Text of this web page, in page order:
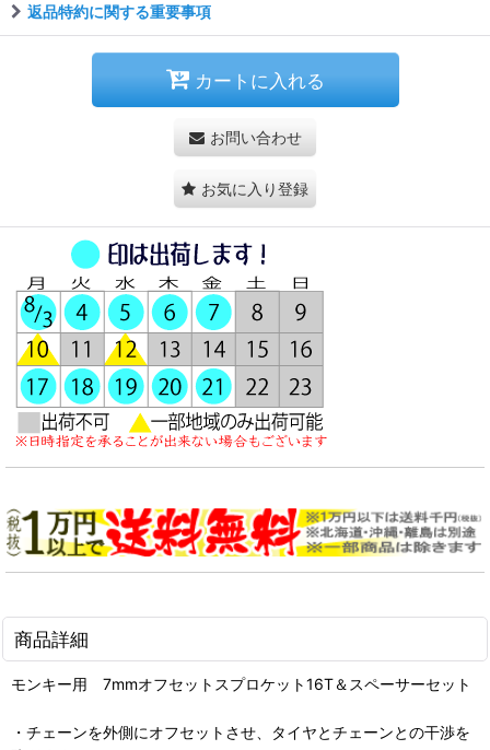
返品特約に関する重要事項
カートに入れる
お問い合わせ
お気に入り登録
商品詳細
モンキー用 7mmオフセットスプロケット16T＆スペーサーセット
・チェーンを外側にオフセットさせ、タイヤとチェーンとの干渉を